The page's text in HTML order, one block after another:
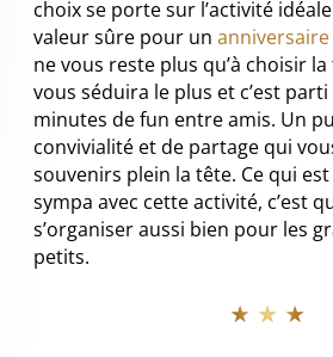
choix se porte sur l’activité idéale
valeur sûre pour un
ne vous reste plus qu’à choisir
vous séduira le plus et c’est
minutes de fun entre amis. Un
convivialité et de partage qui
souvenirs plein la tête. Ce qui
sympa avec cette activité, c’est
s’organiser aussi bien pour les
petits.
★ ★ ★